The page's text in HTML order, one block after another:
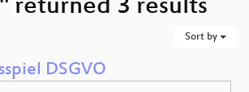
returned 3 results
Sort by
DSGVO